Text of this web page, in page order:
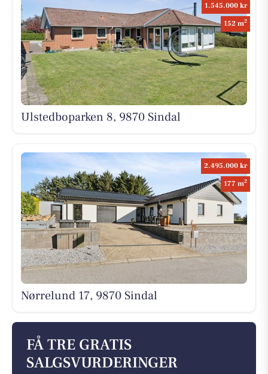
1.545.000 kr
152 m2
Ulstedboparken 8, 9870 Sindal
2.495.000 kr
177 m2
Nørrelund 17, 9870 Sindal
FÅ TRE GRATIS
SALGSVURDERINGER